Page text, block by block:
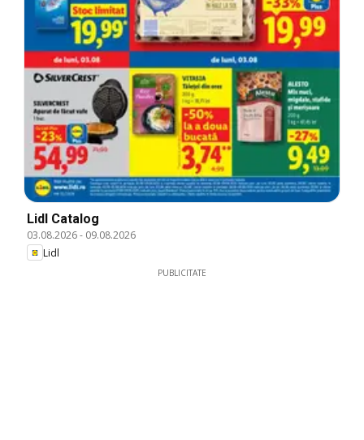
Lidl Catalog
03.08.2026- 09.08.2026
Lidl
PUBLICITATE